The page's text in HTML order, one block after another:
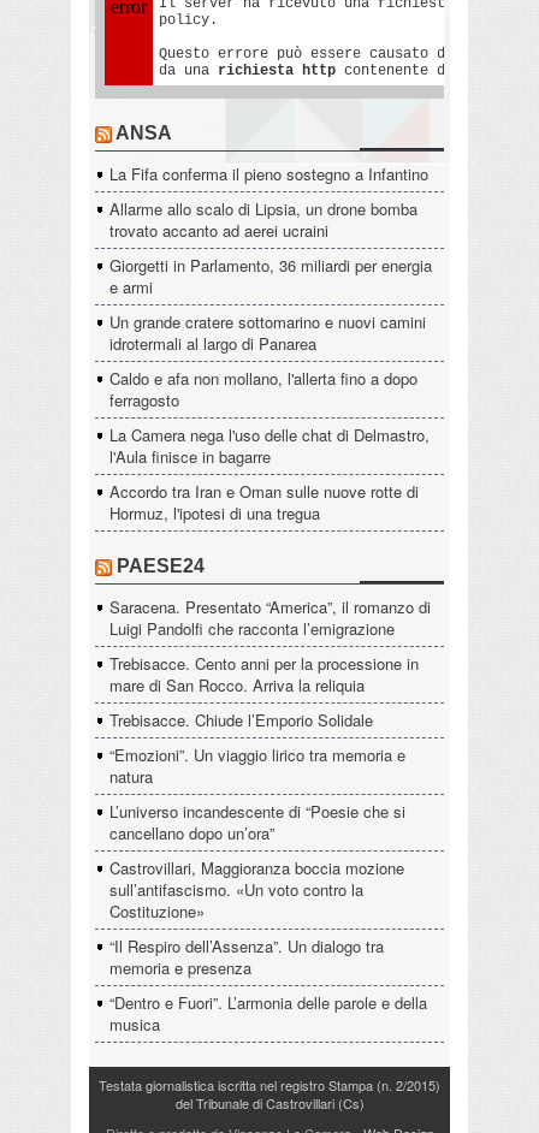
ANSA
La Fifa conferma il pieno sostegno a Infantino
Allarme allo scalo di Lipsia, un drone bomba
trovato accanto ad aerei ucraini
Giorgetti in Parlamento, 36 miliardi per energia
e armi
Un grande cratere sottomarino e nuovi camini
idrotermali al largo di Panarea
Caldo e afa non mollano, l'allerta fino a dopo
ferragosto
La Camera nega l'uso delle chat di Delmastro,
l'Aula finisce in bagarre
Accordo tra Iran e Oman sulle nuove rotte di
Hormuz, l'ipotesi di una tregua
PAESE24
Saracena. Presentato “America”, il romanzo di
Luigi Pandolfi che racconta l’emigrazione
Trebisacce. Cento anni per la processione in
mare di San Rocco. Arriva la reliquia
Trebisacce. Chiude l’Emporio Solidale
“Emozioni”. Un viaggio lirico tra memoria e
natura
L’universo incandescente di “Poesie che si
cancellano dopo un’ora”
Castrovillari, Maggioranza boccia mozione
sull’antifascismo. «Un voto contro la
Costituzione»
“Il Respiro dell’Assenza”. Un dialogo tra
memoria e presenza
“Dentro e Fuori”. L’armonia delle parole e della
musica
Testata giornalistica iscritta nel registro Stampa (n. 2/2015)
del Tribunale di Castrovillari (Cs)